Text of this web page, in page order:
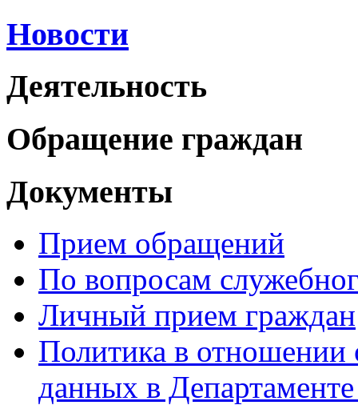
Новости
Деятельность
Обращение граждан
Документы
Прием обращений
По вопросам
Личный прием граждан
Политика в отношении
данных в